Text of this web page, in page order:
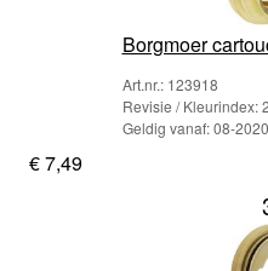
Borgmoer
Art.nr.: 123918
Revisie / Kleurindex:
Geldig vanaf: 08-2020
€ 7,49